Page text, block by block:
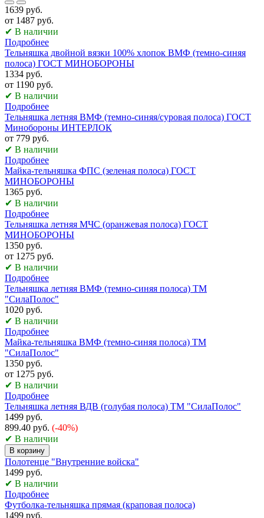
1639 руб.
от 1487 руб.
✔ В наличии
Подробнее
Тельняшка двойной вязки 100% хлопок ВМФ (темно-синяя
полоса) ГОСТ МИНОБОРОНЫ
1334 руб.
от 1190 руб.
✔ В наличии
Подробнее
Тельняшка летняя ВМФ (темно-синяя/суровая полоса) ГОСТ
Минобороны ИНТЕРЛОК
от 779 руб.
✔ В наличии
Подробнее
Майка-тельняшка ФПС (зеленая полоса) ГОСТ
МИНОБОРОНЫ
1365 руб.
✔ В наличии
Подробнее
Тельняшка летняя МЧС (оранжевая полоса) ГОСТ
МИНОБОРОНЫ
1350 руб.
от 1275 руб.
✔ В наличии
Подробнее
Тельняшка летняя ВМФ (темно-синяя полоса) ТМ
"СилаПолос"
1020 руб.
✔ В наличии
Подробнее
Майка-тельняшка ВМФ (темно-синяя полоса) ТМ
"СилаПолос"
1350 руб.
от 1275 руб.
✔ В наличии
Подробнее
Тельняшка летняя ВДВ (голубая полоса) ТМ "СилаПолос"
1499 руб.
899.40 руб. (-40%)
✔ В наличии
В корзину
Полотенце "Внутренние войска"
1499 руб.
✔ В наличии
Подробнее
Футболка-тельняшка прямая (краповая полоса)
1499 руб.